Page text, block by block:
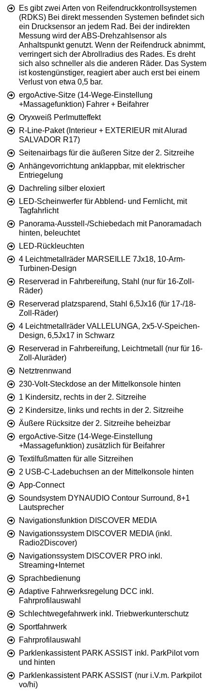
Es gibt zwei Arten von Reifendruckkontrollsystemen
(RDKS) Bei direkt messenden Systemen befindet sich
ein Drucksensor an jedem Rad. Bei der indirekten
Messung wird der ABS-Drehzahlsensor als
Anhaltspunkt genutzt. Wenn der Reifendruck abnimmt,
verringert sich der Abrollradius des Rades. Es dreht
sich also schneller als die anderen Räder. Das System
ist kostengünstiger, reagiert aber auch erst bei einem
Verlust von etwa 0,5 bar.
ergoActive-Sitze (14-Wege-Einstellung
+Massagefunktion) Fahrer + Beifahrer
Oryxweiß Perlmutteffekt
R-Line-Paket (Interieur + EXTERIEUR mit Alurad
SALVADOR R17)
Seitenairbags für die äußeren Sitze der 2. Sitzreihe
Anhängevorrichtung anklappbar, mit elektrischer
Entriegelung
Dachreling silber eloxiert
LED-Scheinwerfer für Abblend- und Fernlicht, mit
Tagfahrlicht
Panorama-Ausstell-/Schiebedach mit Panoramadach
hinten, beleuchtet
LED-Rückleuchten
4 Leichtmetallräder MARSEILLE 7Jx18, 10-Arm-
Turbinen-Design
Reserverad in Fahrbereifung, Stahl (nur für 16-Zoll-
Räder)
Reserverad platzsparend, Stahl 6,5Jx16 (für 17-/18-
Zoll-Räder)
4 Leichtmetallräder VALLELUNGA, 2x5-V-Speichen-
Design, 6,5Jx17 in Schwarz
Reserverad in Fahrbereifung, Leichtmetall (nur für 16-
Zoll-Aluräder)
Netztrennwand
230-Volt-Steckdose an der Mittelkonsole hinten
1 Kindersitz, rechts in der 2. Sitzreihe
2 Kindersitze, links und rechts in der 2. Sitzreihe
Äußere Rücksitze der 2. Sitzreihe beheizbar
ergoActive-Sitze (14-Wege-Einstellung
+Massagefunktion) zusätzlich für Beifahrer
Textilfußmatten für alle Sitzreihen
2 USB-C-Ladebuchsen an der Mittelkonsole hinten
App-Connect
Soundsystem DYNAUDIO Contour Surround, 8+1
Lautsprecher
Navigationsfunktion DISCOVER MEDIA
Navigationssystem DISCOVER MEDIA (inkl.
Radio2Discover)
Navigationssystem DISCOVER PRO inkl.
Streaming+Internet
Sprachbedienung
Adaptive Fahrwerksregelung DCC inkl.
Fahrprofilauswahl
Schlechtwegefahrwerk inkl. Triebwerkunterschutz
Sportfahrwerk
Fahrprofilauswahl
Parklenkassistent PARK ASSIST inkl. ParkPilot vorn
und hinten
Parklenkassistent PARK ASSIST (nur i.V.m. Parkpilot
vo/hi)